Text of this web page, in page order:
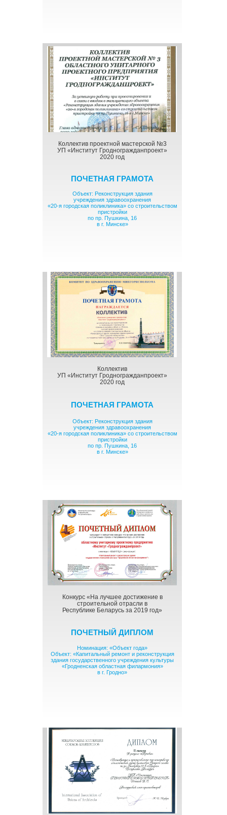
Коллектив
УП «Институт Гродногражданпроект»
2020 год
Объект: Реконструкция здания
учреждения здравоохранения
«20-я городская поликлиника» со строительством
пристройки
по пр. Пушкина, 16
в г. Минске»
ПОЧЕТНАЯ ГРАМОТА
Коллектив проектной мастерской №3
УП «Институт Гродногражданпроект»
2020 год
Объект: Реконструкция здания
учреждения здравоохранения
«20-я городская поликлиника» со строительством
пристройки
по пр. Пушкина, 16
в г. Минске»
ПОЧЕТНАЯ ГРАМОТА
Конкурс «На лучшее достижение в
строительной отрасли в
Республике Беларусь за 2019 год»
Номинация: «Объект года»
Объект: «Капитальный ремонт и реконструкция
здания государственного учреждения культуры
«Гродненская областная филармония»
в г. Гродно»
ПОЧЕТНЫЙ ДИПЛОМ